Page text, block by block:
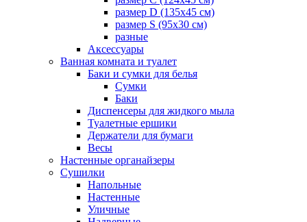
размер D (135х45 см)
размер S (95х30 см)
разные
Аксессуары
Ванная комната и туалет
Баки и сумки для белья
Сумки
Баки
Диспенсеры для жидкого мыла
Туалетные ершики
Держатели для бумаги
Весы
Настенные органайзеры
Сушилки
Напольные
Настенные
Уличные